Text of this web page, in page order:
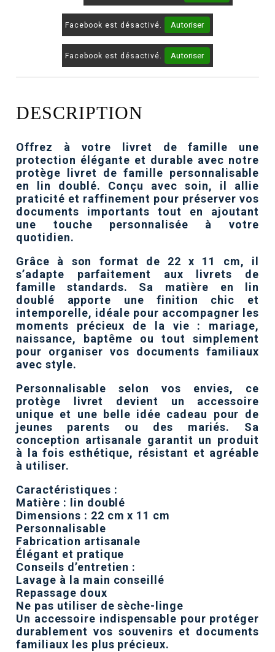
Facebook est désactivé. Autoriser
Facebook est désactivé. Autoriser
DESCRIPTION
Offrez à votre livret de famille une
protection élégante et durable avec notre
protège livret de famille personnalisable
en lin doublé. Conçu avec soin, il allie
praticité et raffinement pour préserver vos
documents importants tout en ajoutant
une touche personnalisée à votre
quotidien.
Grâce à son format de 22 x 11 cm, il
s’adapte parfaitement aux livrets de
famille standards. Sa matière en lin
doublé apporte une finition chic et
intemporelle, idéale pour accompagner les
moments précieux de la vie : mariage,
naissance, baptême ou tout simplement
pour organiser vos documents familiaux
avec style.
Personnalisable selon vos envies, ce
protège livret devient un accessoire
unique et une belle idée cadeau pour de
jeunes parents ou des mariés. Sa
conception artisanale garantit un produit
à la fois esthétique, résistant et agréable
à utiliser.
Caractéristiques :
Matière : lin doublé
Dimensions : 22 cm x 11 cm
Personnalisable
Fabrication artisanale
Élégant et pratique
Conseils d’entretien :
Lavage à la main conseillé
Repassage doux
Ne pas utiliser de sèche-linge
Un accessoire indispensable pour protéger
durablement vos souvenirs et documents
familiaux les plus précieux.